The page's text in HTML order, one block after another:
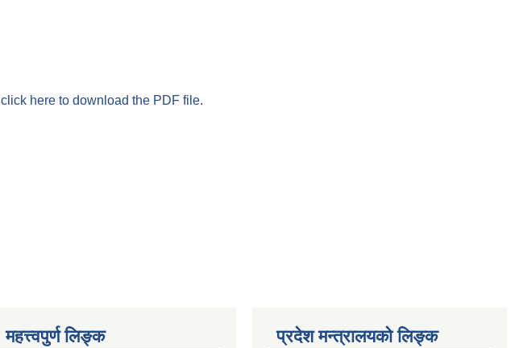
click here to download the PDF file.
महत्त्वपुर्ण लिङ्क प्रदेश मन्त्रालयको लिङ्क